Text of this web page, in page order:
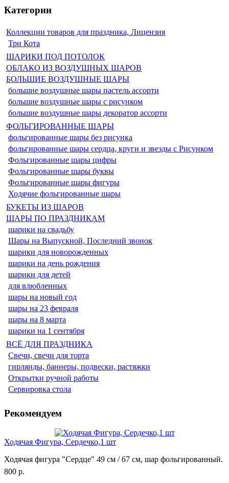
Категории
Коллекции товаров для праздника, Лицензия
Три Кота
ШАРИКИ ПОД ПОТОЛОК
ОБЛАКО ИЗ ВОЗДУШНЫХ ШАРОВ
БОЛЬШИЕ ВОЗДУШНЫЕ ШАРЫ
большие воздушные шары пастель ассорти
большие воздушные шары с рисунком
большие воздушные шары декоратор ассорти
ФОЛЬГИРОВАННЫЕ ШАРЫ
фольгированные шары без рисунка
фольгированные шары сердца, круги и звезды с Рисунком
Фольгированные шары цифры
Фольгированные шары буквы
Фольгированные шары фигуры
Ходячие фольгированные шары
БУКЕТЫ ИЗ ШАРОВ
ШАРЫ ПО ПРАЗДНИКАМ
шарики на свадьбу
Шары на Выпускной, Последний звонок
шарики для новорожденных
шарики на день рождения
шарики для детей
для влюбленных
шары на новый год
шары на 23 февраля
шары на 8 марта
шарики на 1 сентября
ВСЁ ДЛЯ ПРАЗДНИКА
Свечи, свечи для торта
гирлянды, баннеры, подвески, растяжки
Открытки ручной работы
Сервировка стола
Рекомендуем
Ходячая Фигура, Сердечко,1 шт
Ходячая фигура "Сердце" 49 см / 67 см, шар фольгированный.
800 р.